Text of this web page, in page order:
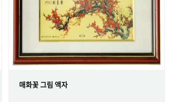
매화꽃 그림 액자